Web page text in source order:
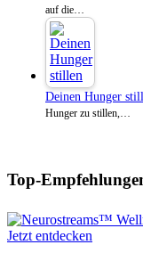
auf die…
Deinen Hunger
Hunger zu stillen,…
Top-Empfehlungen
Jetzt entdecken